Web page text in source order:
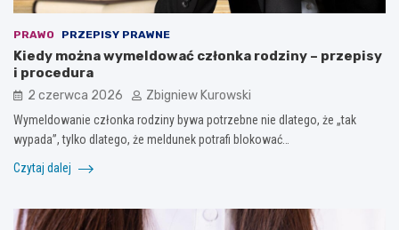
PRAWO PRZEPISY PRAWNE
Kiedy można wymeldować członka rodziny – przepisy
i procedura
2 czerwca 2026 Zbigniew Kurowski
Wymeldowanie członka rodziny bywa potrzebne nie dlatego, że „tak
wypada”, tylko dlatego, że meldunek potrafi blokować…
Czytaj dalej